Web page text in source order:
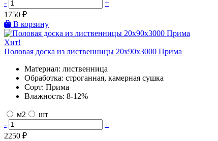
-
+
1750 ₽
В корзину
Хит!
Половая доска из лиственницы 20х90х3000 Прима
Материал: лиственница
Обработка: строганная, камерная сушка
Сорт: Прима
Влажность: 8-12%
м2
шт
-
+
2250 ₽